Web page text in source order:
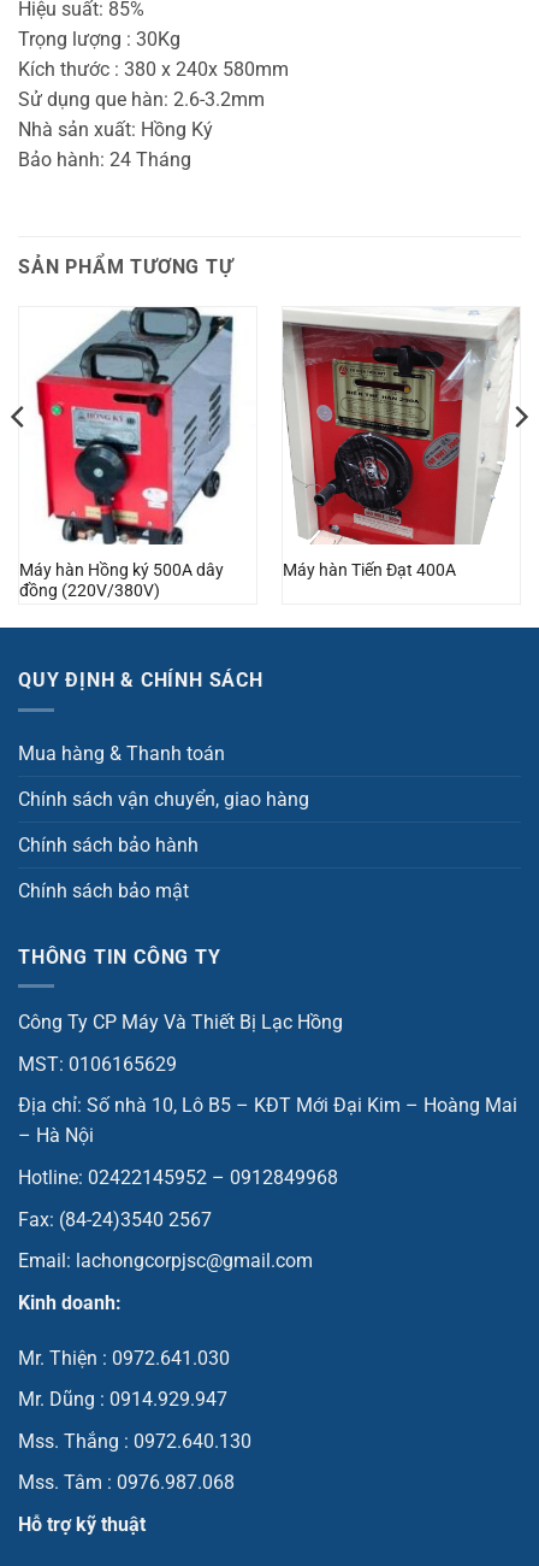
Hiệu suất: 85%
Trọng lượng : 30Kg
Kích thước : 380 x 240x 580mm
Sử dụng que hàn: 2.6-3.2mm
Nhà sản xuất: Hồng Ký
Bảo hành: 24 Tháng
SẢN PHẨM TƯƠNG TỰ
Máy hàn Hồng ký 500A dây
đồng (220V/380V)
Máy hàn Tiến Đạt 400A
QUY ĐỊNH & CHÍNH SÁCH
Mua hàng & Thanh toán
Chính sách vận chuyển, giao hàng
Chính sách bảo hành
Chính sách bảo mật
THÔNG TIN CÔNG TY
Công Ty CP Máy Và Thiết Bị Lạc Hồng
MST: 0106165629
Địa chỉ: Số nhà 10, Lô B5 – KĐT Mới Đại Kim – Hoàng Mai
– Hà Nội
Hotline: 02422145952 – 0912849968
Fax: (84-24)3540 2567
Email: lachongcorpjsc@gmail.com
Kinh doanh:
Mr. Thiện : 0972.641.030
Mr. Dũng : 0914.929.947
Mss. Thắng : 0972.640.130
Mss. Tâm : 0976.987.068
Hỗ trợ kỹ thuật